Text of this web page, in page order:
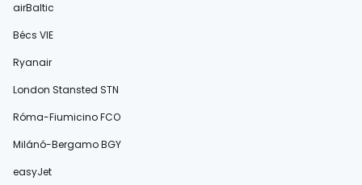
airBaltic
Bécs VIE
Ryanair
London Stansted STN
Róma-Fiumicino FCO
Milánó-Bergamo BGY
easyJet